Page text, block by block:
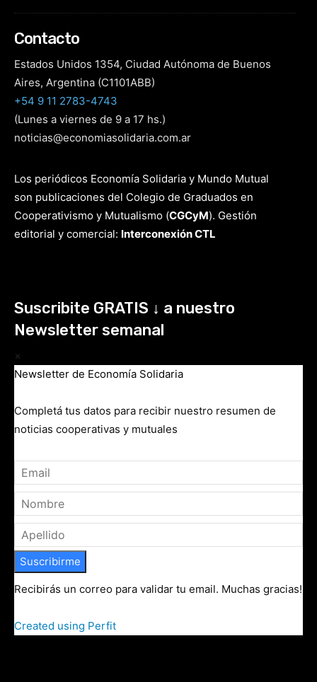
Contacto
Estados Unidos 1354, Ciudad Autónoma de Buenos
Aires, Argentina (C1101ABB)
+54 9 11 2783-4743
(Lunes a viernes de 9 a 17 hs.)
noticias@economiasolidaria.com.ar
Los periódicos Economía Solidaria y Mundo Mutual
son publicaciones del Colegio de Graduados en
Cooperativismo y Mutualismo (CGCyM). Gestión
editorial y comercial: Interconexión CTL
Suscribite GRATIS ↓ a nuestro
Newsletter semanal
×
Newsletter de Economía Solidaria
Completá tus datos para recibir nuestro resumen de
noticias cooperativas y mutuales
Suscribirme
Recibirás un correo para validar tu email. Muchas gracias!
Created using Perfit